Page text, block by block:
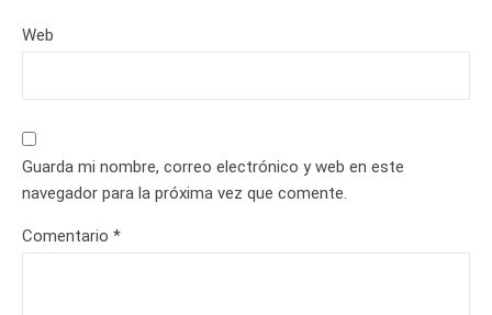
Web
Guarda mi nombre, correo electrónico y web en este
navegador para la próxima vez que comente.
Comentario *